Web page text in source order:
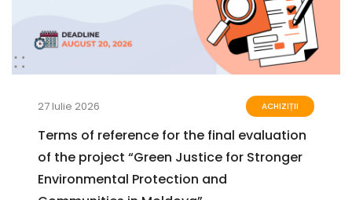
27 Iulie 2026 ACHIZIȚII
Terms of reference for the final evaluation
of the project “Green Justice for Stronger
Environmental Protection and